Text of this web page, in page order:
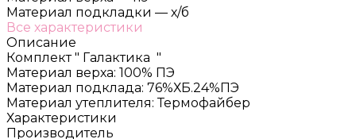
Материал подкладки — х/б
Все характеристики
Описание
Комплект " Галактика "
Материал верха: 100% ПЭ
Материал подклада: 76%ХБ.24%ПЭ
Материал утеплителя: Термофайбер
Характеристики
Производитель